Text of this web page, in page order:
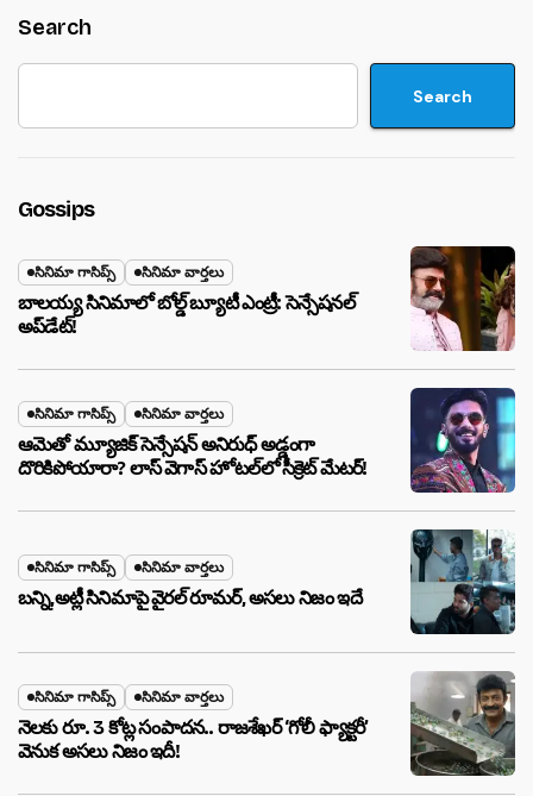
Search
Search
Gossips
సినిమా గాసిప్స్ సినిమా వార్తలు
బాలయ్య సినిమాలో బోల్డ్ బ్యూటీ ఎంట్రీ: సెన్సేషనల్
అప్‌డేట్!
సినిమా గాసిప్స్ సినిమా వార్తలు
ఆమెతో మ్యూజిక్ సెన్సేషన్ అనిరుధ్ అడ్డంగా
దొరికిపోయారా? లాస్ వెగాస్ హోటల్‌లో సీక్రెట్ మేటర్!
సినిమా గాసిప్స్ సినిమా వార్తలు
బన్ని,అట్లీ సినిమాపై వైరల్ రూమర్, అసలు నిజం ఇదే
సినిమా గాసిప్స్ సినిమా వార్తలు
నెలకు రూ. 3 కోట్ల సంపాదన.. రాజశేఖర్ ‘గోలీ ఫ్యాక్టరీ’
వెనుక అసలు నిజం ఇదీ!